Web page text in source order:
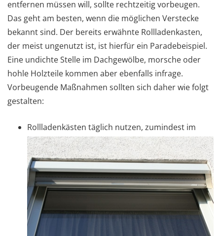
entfernen müssen will, sollte rechtzeitig vorbeugen.
Das geht am besten, wenn die möglichen Verstecke
bekannt sind. Der bereits erwähnte Rollladenkasten,
der meist ungenutzt ist, ist hierfür ein Paradebeispiel.
Eine undichte Stelle im Dachgewölbe, morsche oder
hohle Holzteile kommen aber ebenfalls infrage.
Vorbeugende Maßnahmen sollten sich daher wie folgt
gestalten:
Rollladenkästen täglich nutzen, zumindest im